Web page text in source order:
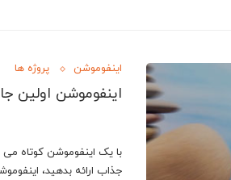
اینفوموشن پروژه ها
اینفوموشن اولین
با یک اینفوموشن کوتاه می
جذاب ارائه بدهید،